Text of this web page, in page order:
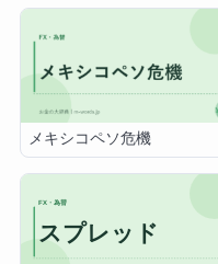
メキシコペソ危機